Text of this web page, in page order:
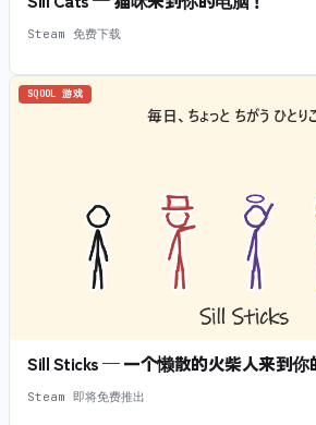
Steam 免费下载
SQOOL 游戏
Sill Sticks — 一个懒散的火柴人来到你
Steam 即将免费推出